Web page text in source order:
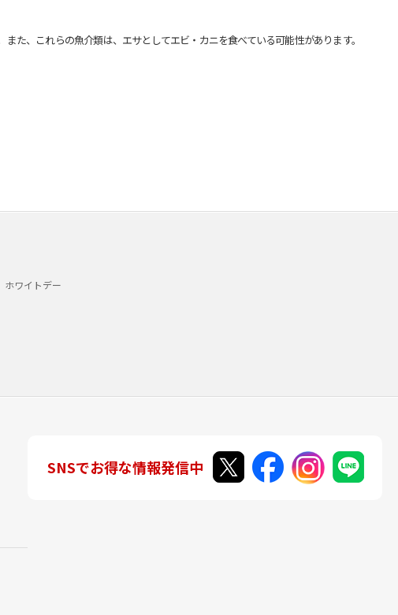
た、これらの魚介類は、エサとしてエビ・カニを食べている可能性があります。
ホワイトデー
SNSでお得な情報発信中